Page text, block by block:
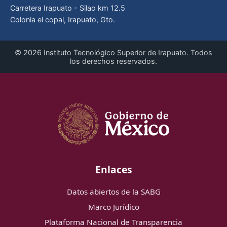
Carretera Irapuato - Silao km 12.5
Colonia el copal, Irapuato, Gto.
© 2026 Instituto Tecnológico Superior de Irapuato. Todos
los derechos reservados.
Enlaces
Datos abiertos de la SABG
Marco Jurídico
Plataforma Nacional de Transparencia